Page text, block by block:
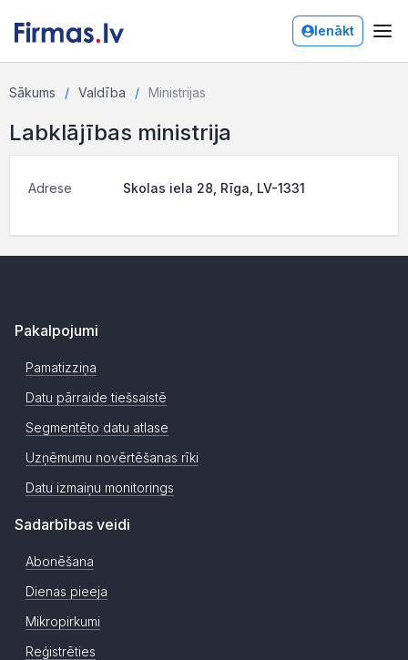
Ienākt
Sākums Valdība Ministrijas
Labklājības ministrija
Adrese Skolas iela 28, Rīga, LV-1331
Pakalpojumi
Pamatizziņa
Datu pārraide tiešsaistē
Segmentēto datu atlase
Uzņēmumu novērtēšanas rīki
Datu izmaiņu monitorings
Sadarbības veidi
Abonēšana
Dienas pieeja
Mikropirkumi
Reģistrēties